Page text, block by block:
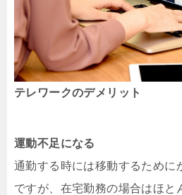
テレワークのデメリット
運動不足になる
通勤する時には移動するために
ですが、在宅勤務の場合はほと